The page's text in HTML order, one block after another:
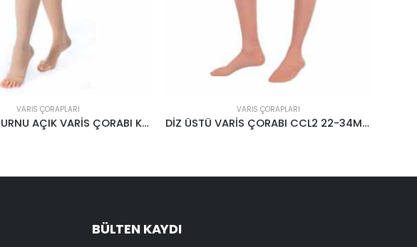
VARIS ÇORAPLARI
DİZ ÜSTÜ BURNU AÇIK VARİS ÇORABI KREM
VARIS ÇORAPLARI
DİZ ÜSTÜ VARİS ÇORABI CCL2 22-34MMHG KREM
BÜLTEN KAYDI